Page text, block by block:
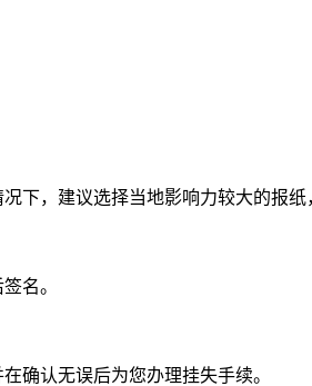
下，建议选择当地影响力较大的报纸
名。
确认无误后为您办理挂失手续。